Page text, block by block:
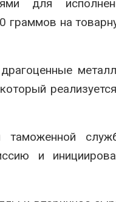
для
граммов на
и